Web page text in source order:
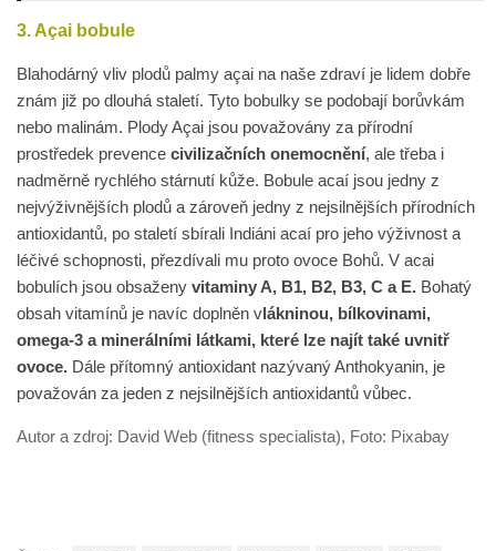
3. Açai bobule
Blahodárný vliv plodů palmy açai na naše zdraví je lidem dobře
znám již po dlouhá staletí. Tyto bobulky se podobají borůvkám
nebo malinám. Plody Açai jsou považovány za přírodní
prostředek prevence civilizačních onemocnění, ale třeba i
nadměrně rychlého stárnutí kůže. Bobule acaí jsou jedny z
nejvýživnějších plodů a zároveň jedny z nejsilnějších přírodních
antioxidantů, po staletí sbírali Indiáni acaí pro jeho výživnost a
léčivé schopnosti, přezdívali mu proto ovoce Bohů. V acai
bobulích jsou obsaženy vitaminy A, B1, B2, B3, C a E. Bohatý
obsah vitamínů je navíc doplněn vlákninou, bílkovinami,
omega-3 a minerálními látkami, které lze najít také uvnitř
ovoce. Dále přítomný antioxidant nazývaný Anthokyanin, je
považován za jeden z nejsilnějších antioxidantů vůbec.
Autor a zdroj: David Web (fitness specialista), Foto: Pixabay